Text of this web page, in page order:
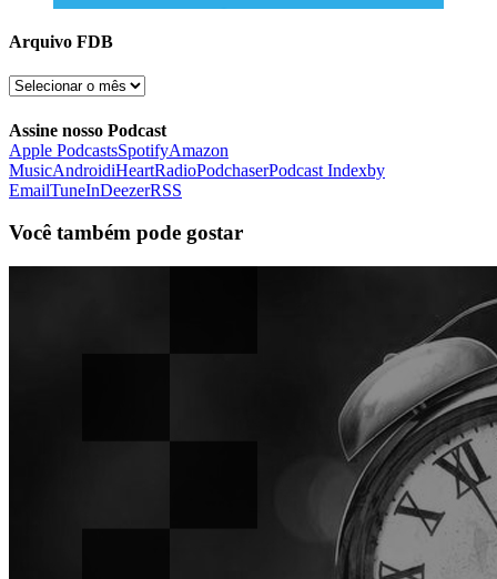
Arquivo FDB
Arquivo
Assine nosso Podcast
Apple PodcastsSpotifyAmazon
MusicAndroidiHeartRadioPodchaserPodcast Indexby
EmailTuneInDeezerRSS
Você também pode gostar